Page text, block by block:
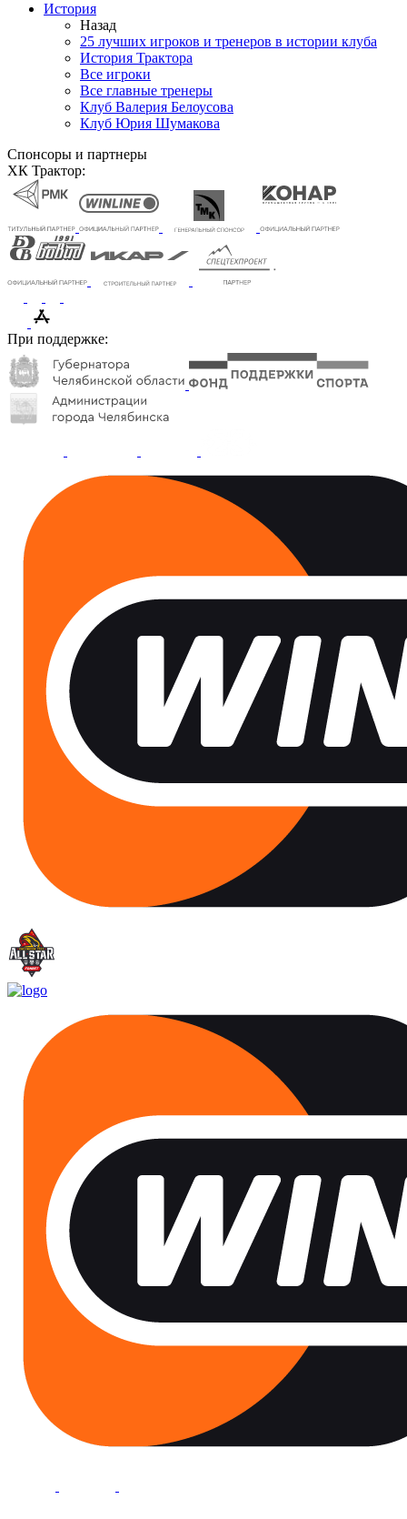
История
Назад
25 лучших игроков и тренеров в истории клуба
История Трактора
Все игроки
Все главные тренеры
Клуб Валерия Белоусова
Клуб Юрия Шумакова
Спонсоры и партнеры
ХК Трактор:
При поддержке: